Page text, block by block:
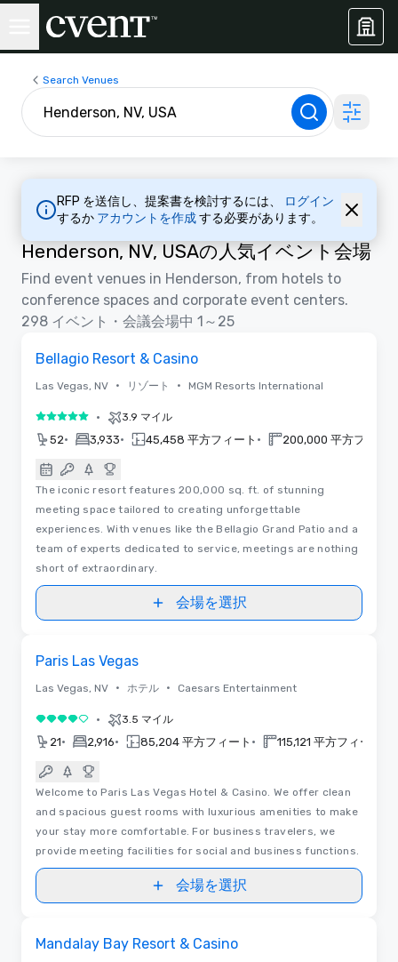
Search Venues
RFP を送信し、提案書を検討するには、
ログイン
するか アカウントを作成する必要があります。
Henderson, NV, USAの人気イベント会場
Find event venues in Henderson, from hotels to
conference spaces and corporate event centers.
298 イベント・会議会場中 1～25
3D | フロアプラン
Bellagio Resort & Casino
Las Vegas, NV • リゾート • MGM Resorts International
5 中の 5 • 3.9 マイル
52• 3,933• 45,458 平方フィート • 200,000 平方フィー
The iconic resort features 200,000 sq. ft. of stunning
meeting space tailored to creating unforgettable
experiences. With venues like the Bellagio Grand Patio and a
team of experts dedicated to service, meetings are nothing
short of extraordinary.
会場を選択
Paris Las Vegas
Las Vegas, NV • ホテル • Caesars Entertainment
5 中の 4 • 3.5 マイル
21• 2,916• 85,204 平方フィート • 115,121 平方フィート
Welcome to Paris Las Vegas Hotel & Casino. We offer clean
and spacious guest rooms with luxurious amenities to make
your stay more comfortable. For business travelers, we
provide meeting facilities for social and business functions.
会場を選択
Mandalay Bay Resort & Casino